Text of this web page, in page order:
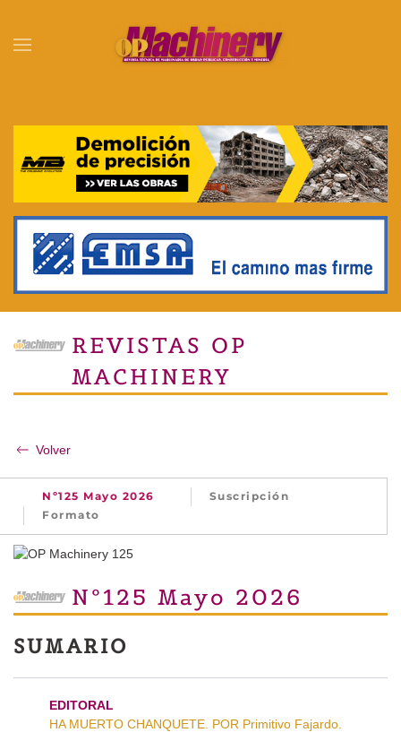
Skip to main content
REVISTAS OP
MACHINERY
Volver
Nº125 Mayo 2026
Suscripción
Formato
Nº125 Mayo 2026
SUMARIO
EDITORAL
HA MUERTO CHANQUETE. POR Primitivo Fajardo.